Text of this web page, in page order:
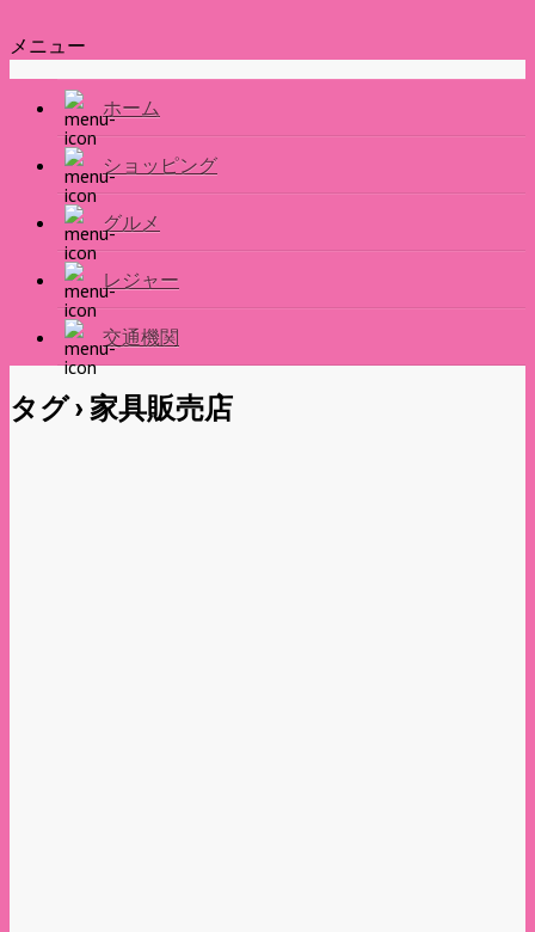
メニュー
ホーム
ショッピング
グルメ
レジャー
交通機関
タグ › 家具販売店